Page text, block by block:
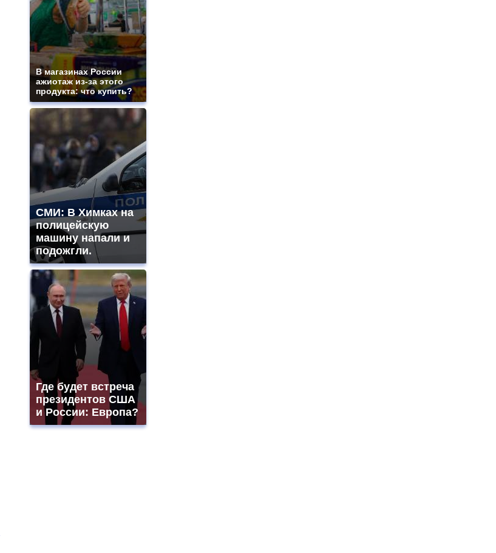
В магазинах России
ажиотаж из-за этого
продукта: что купить?
СМИ: В Химках на
полицейскую
машину напали и
подожгли.
Где будет встреча
президентов США
и России: Европа?